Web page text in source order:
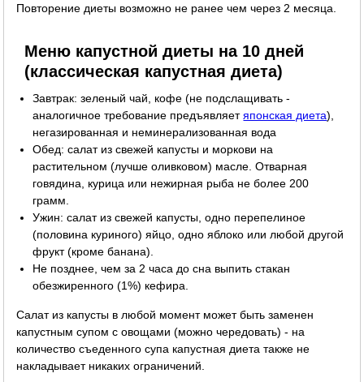
Повторение диеты возможно не ранее чем через 2 месяца.
Меню капустной диеты на 10 дней
(классическая капустная диета)
Завтрак: зеленый чай, кофе (не подслащивать -
аналогичное требование предъявляетяпонская диета),
негазированная и неминерализованная вода
Обед: салат из свежей капусты и моркови на
растительном (лучше оливковом) масле. Отварная
говядина, курица или нежирная рыба не более 200
грамм.
Ужин: салат из свежей капусты, одно перепелиное
(половина куриного) яйцо, одно яблоко или любой другой
фрукт (кроме банана).
Не позднее, чем за 2 часа до сна выпить стакан
обезжиренного (1%) кефира.
Салат из капусты в любой момент может быть заменен
капустным супом с овощами (можно чередовать) - на
количество съеденного супа капустная диета также не
накладывает никаких ограничений.